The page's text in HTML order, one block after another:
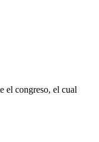
el congreso, el cual